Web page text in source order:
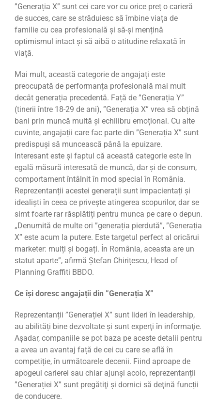
”Generația X” sunt cei care vor cu orice preț o carieră
de succes, care se străduiesc să îmbine viața de
familie cu cea profesională și să-și mențină
optimismul intact și să aibă o atitudine relaxată în
viață.
Mai mult, această categorie de angajați este
preocupată de performanța profesională mai mult
decât generația precedentă. Față de ”Generația Y”
(tinerii între 18-29 de ani), ”Generația X” vrea să obțină
bani prin muncă multă și echilibru emoțional. Cu alte
cuvinte, angajații care fac parte din ”Generația X” sunt
predispuși să muncească până la epuizare.
Interesant este și faptul că această categorie este în
egală măsură interesată de muncă, dar și de consum,
comportament întâlnit în mod special în România.
Reprezentanții acestei generații sunt impacientați și
idealiști în ceea ce privește atingerea scopurilor, dar se
simt foarte rar răsplătiți pentru munca pe care o depun.
„Denumită de multe ori ”generația pierdută”, ”Generația
X” este acum la putere. Este targetul perfect al oricărui
marketer: mulți și bogați. În România, aceasta are un
statut aparte”, afirmă Ștefan Chirițescu, Head of
Planning Graffiti BBDO.
Ce își doresc angajații din ”Generația X”
Reprezentanții ”Generației X” sunt lideri în leadership,
au abilități bine dezvoltate şi sunt experţi în informaţie.
Așadar, companiile se pot baza pe aceste detalii pentru
a avea un avantaj față de cei cu care se află în
competiție, în următoarele decenii. Fiind aproape de
apogeul carierei sau chiar ajunşi acolo, reprezentanții
”Generației X” sunt pregătiţi şi dornici să deţină funcții
de conducere.